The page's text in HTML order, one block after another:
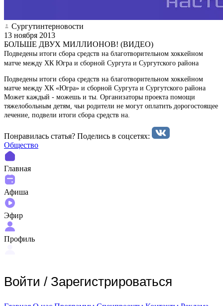
Сургутинтерновости
13 ноября 2013
БОЛЬШЕ ДВУХ МИЛЛИОНОВ! (ВИДЕО)
Подведены итоги сбора средств на благотворительном хоккейном
матче между ХК Югра и сборной Сургута и Сургутского района
Подведены итоги сбора средств на благотворительном хоккейном
матче между ХК «Югра» и сборной Сургута и Сургутского района
Может каждый - можешь и ты. Организаторы проекта помощи
тяжелобольным детям, чьи родители не могут оплатить дорогостоящее
лечение, подвели итоги сбора средств на.
Понравилась статья? Поделиcь в соцсетях:
Общество
Главная
Афиша
Эфир
Профиль
Войти / Зарегистрироваться